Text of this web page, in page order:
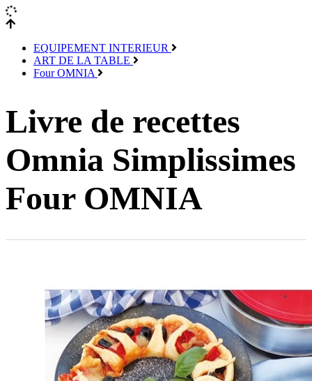
EQUIPEMENT INTERIEUR
ART DE LA TABLE
Four OMNIA
Livre de recettes
Omnia Simplissimes
Four OMNIA